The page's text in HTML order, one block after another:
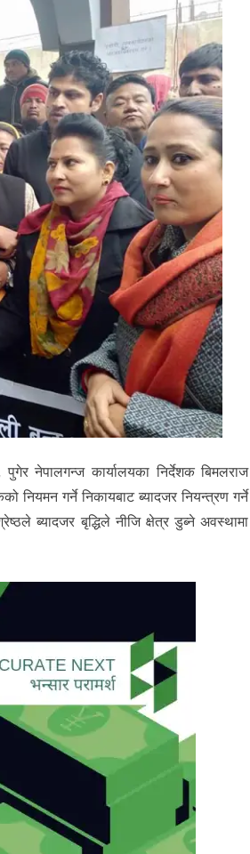
नेपालगन्ज कार्यालयका निर्देशक बिमलराज
नियमन गर्ने निकायबाट ब्यादजर नियन्त्रण गर्ने
ब्यादजर बृद्धिले नीजि क्षेत्र डुब्ने अवस्थामा